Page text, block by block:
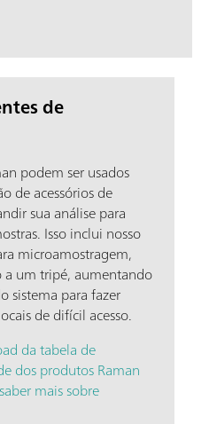
de
podem ser usados
de acessórios de
sua análise para
Isso inclui nosso
microamostragem,
a um tripé, aumentando
sistema para fazer
de difícil acesso.
da tabela de
dos produtos Raman
mais sobre